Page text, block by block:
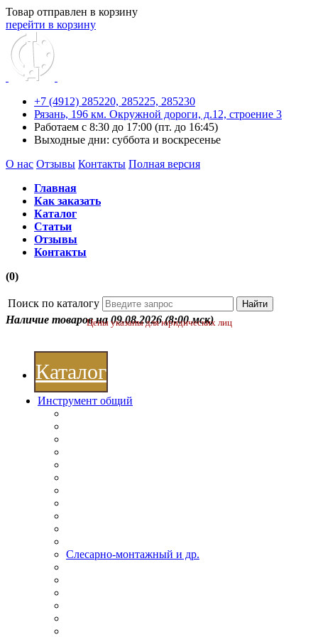
Товар отправлен в корзину
перейти в корзину
+7 (4912) 285220, 285225, 285230
Рязань, 196 км. Окружной дороги, д.12, строение 3
Работаем с 8:30 до 17:00 (пт. до 16:45)
Выходные дни: суббота и воскресенье
О нас Отзывы Контакты Полная версия
Главная
Как заказать
Каталог
Статьи
Отзывы
Контакты
(0)
Поиск по каталогу
Наличие товаров на 09.08.2026 (8:00 мск)
Цены указаны для юридических лиц
Каталог
Инструмент общий
Слесарно-монтажный и др.